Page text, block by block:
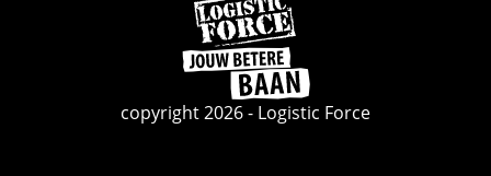
Ga
naar
de
homepage
copyright 2026 - Logistic Force